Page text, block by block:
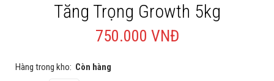
Tăng Trọng Growth 5kg
750.000 VNĐ
Hàng trong kho: Còn hàng
Bể nước mặn & Phụ kiện
Thi công hồ cá Koi